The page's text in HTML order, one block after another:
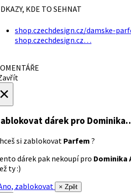
KDE TO SEHNAT
shop.czechdesign.cz/damske-
shop.czechdesign.cz…
dárek pro
si zablokovat Parfem ?
dárek pak nekoupí pro Dominika
ty :)
zablokovat
× Zpět